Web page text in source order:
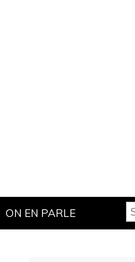
ON EN PARLE